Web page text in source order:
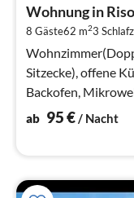
Wohnung in
8 Gäste62 m23
Sitzecke), offene
Backofen,
ab 95€/ Nacht